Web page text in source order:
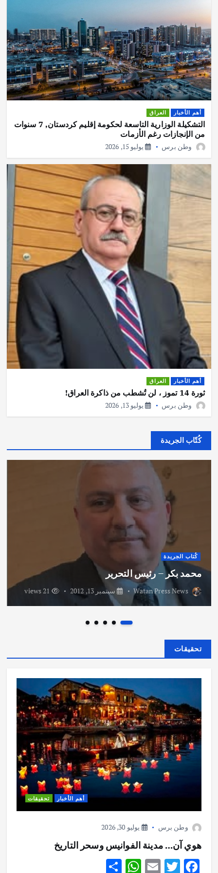
أهم الأخبار العراق
التشكيلة الوزارية التاسعة لحكومة إقليم كردستان, 7 سنوات
من الإنجازات رغم الأزمات
وطن برس يوليو 15, 2026
أهم الأخبار العراق
ثورة 14 تموز ، لن تُشطب من ذاكرة العراق!
وطن برس يوليو 13, 2026
كُتّاب الجريدة
كُتاب الجريدة
محمد بكر – رئيس التحرير
Watan Press News سبتمبر 13, 2012
تحقيقات
أهم الأخبار تحقيقات
وطن برس يوليو 30, 2026
هوي آن… مدينة الفوانيس وسحر التاريخ
F
T
E
W